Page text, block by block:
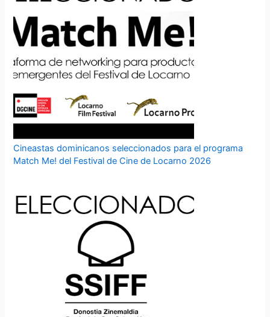
Cineastas dominicanos seleccionados para el programa
Match Me! del Festival de Cine de Locarno 2026